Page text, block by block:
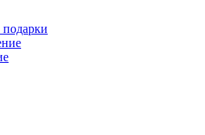
подарки